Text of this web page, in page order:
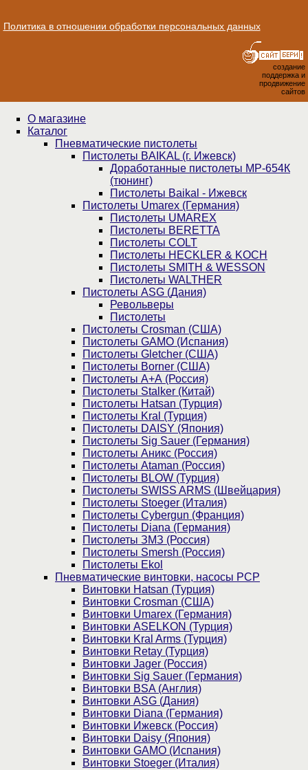
Политика в отношении обработки персональных данных
создание
поддержка и
продвижение
сайтов
О магазине
Каталог
Пнев­ма­ти­чес­кие пистолеты
Пистолеты BAIKAL (г. Ижевск)
Доработанные пистолеты МР-654К
(тюнинг)
Пистолеты Baikal - Ижевск
Пистолеты Umarex (Германия)
Пистолеты UMAREX
Пистолеты BERETTA
Пистолеты COLT
Пистолеты HECKLER & KOCH
Пистолеты SMITH & WESSON
Пистолеты WALTHER
Пистолеты ASG (Дания)
Револьверы
Пистолеты
Пистолеты Crosman (США)
Пистолеты GAMO (Испания)
Пистолеты Gletcher (США)
Пистолеты Borner (США)
Пистолеты А+А (Россия)
Пистолеты Stalker (Китай)
Пистолеты Hatsan (Турция)
Пистолеты Kral (Турция)
Пистолеты DAISY (Япония)
Пистолеты Sig Sauer (Германия)
Пистолеты Аникс (Россия)
Пистолеты Ataman (Россия)
Пистолеты BLOW (Турция)
Пистолеты SWISS ARMS (Швейцария)
Пистолеты Stoeger (Италия)
Пистолеты Cybergun (Франция)
Пистолеты Diana (Германия)
Пистолеты ЗМЗ (Россия)
Пистолеты Smersh (Россия)
Пистолеты Ekol
Пневматические винтовки, насосы PCP
Винтовки Hatsan (Турция)
Винтовки Crosman (США)
Винтовки Umarex (Германия)
Винтовки ASELKON (Турция)
Винтовки Kral Arms (Турция)
Винтовки Retay (Турция)
Винтовки Jager (Россия)
Винтовки Sig Sauer (Германия)
Винтовки BSA (Англия)
Винтовки ASG (Дания)
Винтовки Diana (Германия)
Винтовки Ижевск (Россия)
Винтовки Daisy (Япония)
Винтовки GAMO (Испания)
Винтовки Stoeger (Италия)